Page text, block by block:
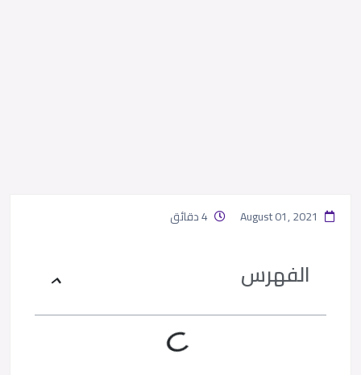
الفهرس